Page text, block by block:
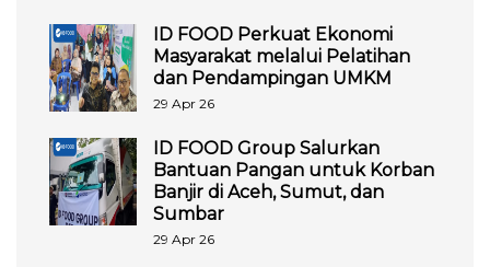
ID FOOD Perkuat Ekonomi
Masyarakat melalui Pelatihan
dan Pendampingan UMKM
29 Apr 26
ID FOOD Group Salurkan
Bantuan Pangan untuk Korban
Banjir di Aceh, Sumut, dan
Sumbar
29 Apr 26